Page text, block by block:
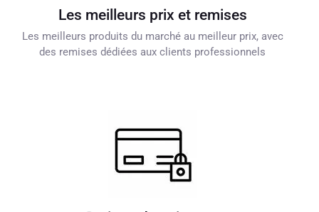
Les meilleurs prix et remises
Les meilleurs produits du marché au meilleur prix, avec
des remises dédiées aux clients professionnels